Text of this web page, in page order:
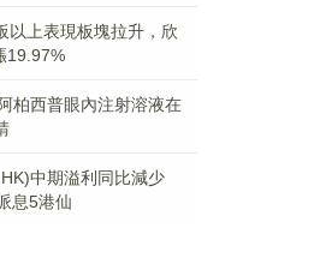
以上表現板塊拉升，欣
19.97%
柏西普眼內注射溶液在
中期溢利同比減少
息5港仙